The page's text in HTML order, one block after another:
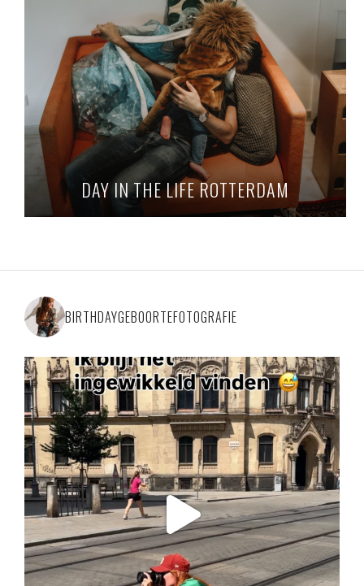
DAY IN THE LIFE ROTTERDAM
BIRTHDAYGEBOORTEFOTOGRAFIE